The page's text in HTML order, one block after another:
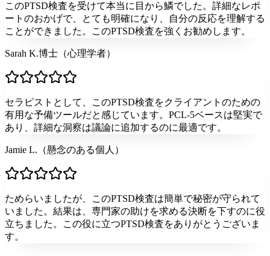
このPTSD検査を受けて本当に目から鱗でした。詳細なレポ
ートのおかげで、とても明確になり、自分の反応を理解する
ことができました。このPTSD検査を強くお勧めします。
Sarah K.博士（心理学者）
セラピストとして、このPTSD検査をクライアントのための
有用な予備ツールだと感じています。PCL-5ベースは堅実で
あり、詳細な洞察は議論に追加するのに最適です。
Jamie L.（懸念のある個人）
ためらいましたが、このPTSD検査は簡単で秘密が守られて
いました。結果は、専門家の助けを求める決断を下すのに役
立ちました。この役に立つPTSD検査をありがとうございま
す。